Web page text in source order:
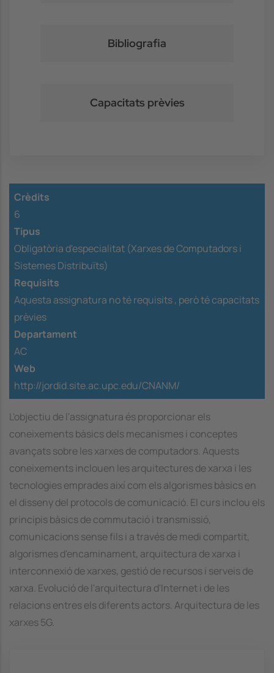
Bibliografia
Capacitats prèvies
Crèdits
6
Tipus
Obligatòria d'especialitat (Xarxes de Computadors i
Sistemes Distribuïts)
Requisits
Aquesta assignatura no té requisits , però té capacitats
prèvies
Departament
AC
Web
http://jordid.site.ac.upc.edu/CNANM/
L'objectiu de l'assignatura és proporcionar els
coneixements bàsics dels mecanismes i conceptes
avançats sobre les xarxes de computadors. Aquests
coneixements inclouen les arquitectures de xarxa i les
tecnologies emprades així com els algorismes bàsics en
el disseny del protocols de comunicació. El curs inclou els
principis bàsics de commutació i transmissió,
comunicacions sense fils i a través de medi compartit,
algorismes d'encaminament, arquitectura de xarxa i
interconnexió de xarxes, gestió de recursos i serveis de
xarxa. Evolució de l'arquitectura d'Internet i de les
relacions entres els diferents actors. Arquitectura de les
xarxes 5G.